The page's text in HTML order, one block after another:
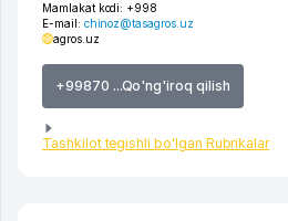
Mamlakat kodi: +998
E-mail: chinoz@tasagros.uz
agros.uz
+99870 ...Qo'ng'iroq qilish
Tashkilot tegishli bo'lgan Rubrikalar